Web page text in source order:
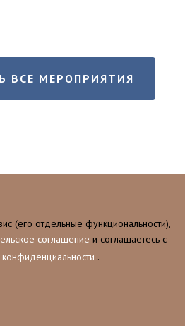
ВСЕ МЕРОПРИЯТИЯ
(его отдельные функциональности),
соглашение и соглашаетесь c
.